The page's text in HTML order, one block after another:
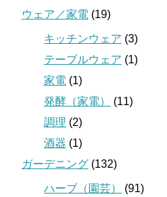
ウェア／家電 (19)
キッチンウェア (3)
テーブルウェア (1)
家電 (1)
発酵（家電）
(11)
調理 (2)
酒器 (1)
ガーデニング (132)
ハーブ（園芸） (91)